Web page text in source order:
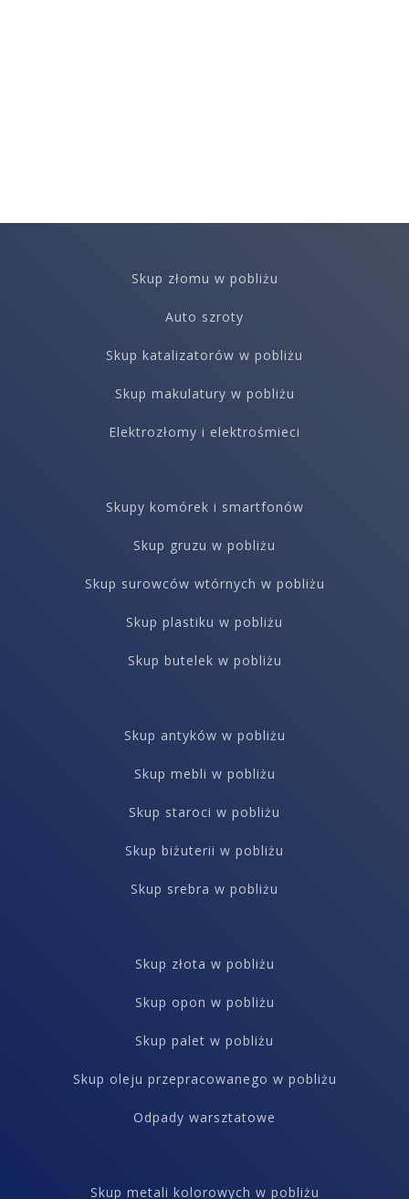
Skup złomu w pobliżu
Auto szroty
Skup katalizatorów w pobliżu
Skup makulatury w pobliżu
Elektrozłomy i elektrośmieci
Skupy komórek i smartfonów
Skup gruzu w pobliżu
Skup surowców wtórnych w pobliżu
Skup plastiku w pobliżu
Skup butelek w pobliżu
Skup antyków w pobliżu
Skup mebli w pobliżu
Skup staroci w pobliżu
Skup biżuterii w pobliżu
Skup srebra w pobliżu
Skup złota w pobliżu
Skup opon w pobliżu
Skup palet w pobliżu
Skup oleju przepracowanego w pobliżu
Odpady warsztatowe
Skup metali kolorowych w pobliżu